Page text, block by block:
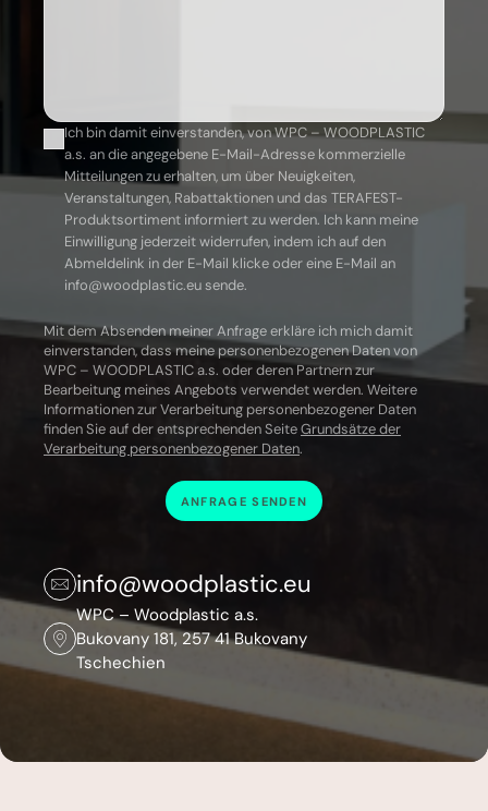
Ich bin damit einverstanden, von WPC – WOODPLASTIC
a.s. an die angegebene E-Mail-Adresse kommerzielle
Mitteilungen zu erhalten, um über Neuigkeiten,
Veranstaltungen, Rabattaktionen und das TERAFEST-
Produktsortiment informiert zu werden. Ich kann meine
Einwilligung jederzeit widerrufen, indem ich auf den
Abmeldelink in der E-Mail klicke oder eine E-Mail an
info@woodplastic.eu sende.
Mit dem Absenden meiner Anfrage erkläre ich mich damit
einverstanden, dass meine personenbezogenen Daten von
WPC – WOODPLASTIC a.s. oder deren Partnern zur
Bearbeitung meines Angebots verwendet werden. Weitere
Informationen zur Verarbeitung personenbezogener Daten
finden Sie auf der entsprechenden SeiteGrundsätze der
Verarbeitung personenbezogener Daten.
ANFRAGE SENDEN
info@woodplastic.eu
WPC – Woodplastic a.s.
Bukovany 181, 257 41 Bukovany
Tschechien